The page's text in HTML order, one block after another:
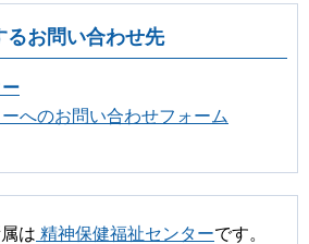
るお問い合わせ先
へのお問い合わせフォーム
は 精神保健福祉センターです。